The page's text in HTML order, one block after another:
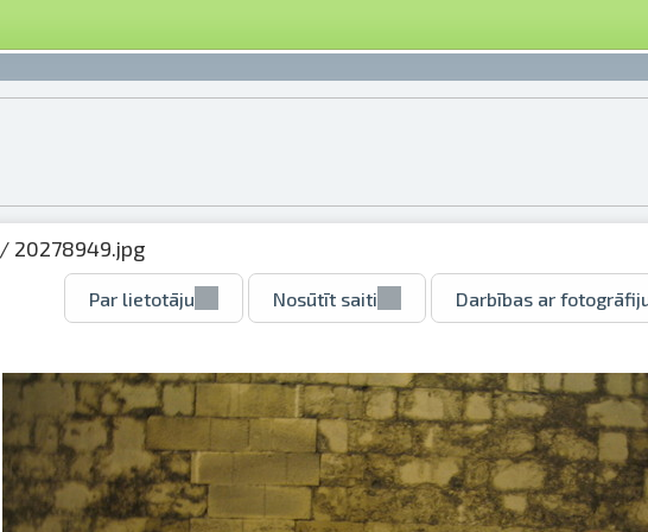
/ 20278949.jpg
Par lietotāju Nosūtīt saiti Darbības ar